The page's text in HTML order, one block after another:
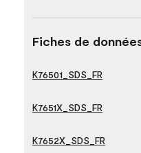
Fiches de
K76501_SDS_FR
K7651X_SDS_FR
K7652X_SDS_FR